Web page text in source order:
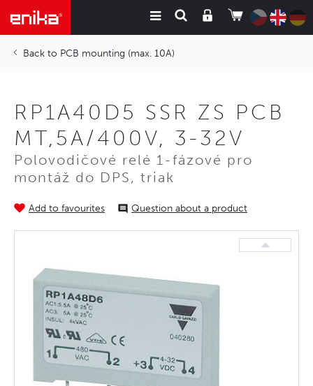
PCB mounting (max. 10A)
RP1A40D5 SSR ZS PCB
MT,5A/400V, 3-32V
Polovodičové relé 1-fázové pro
montáž do DPS, triak
Add to favourites Question about a product